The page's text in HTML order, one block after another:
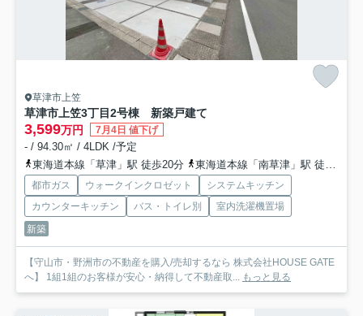
草津市上笠
草津市上笠3丁目2号棟 新築戸建て
3,599万円 7月4日 値下げ
- / 94.30㎡ / 4LDK /予定
東海道本線「草津」駅 徒歩20分
東海道本線「南草津」駅 徒歩50分
都市ガス ウォークインクロゼット
システムキッチン
カウンターキッチン
バス・トイレ別
室内洗濯機置場
新築
【守山市・野洲市の不動産を購入/売却するなら 株式会社HOUSE GATE
へ】 1組1組のお客様が安心・納得して不動産取... もっと見る